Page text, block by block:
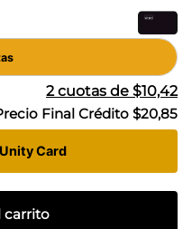
2cuotas de $10,42
Final Crédito $20,85
Card
carrito